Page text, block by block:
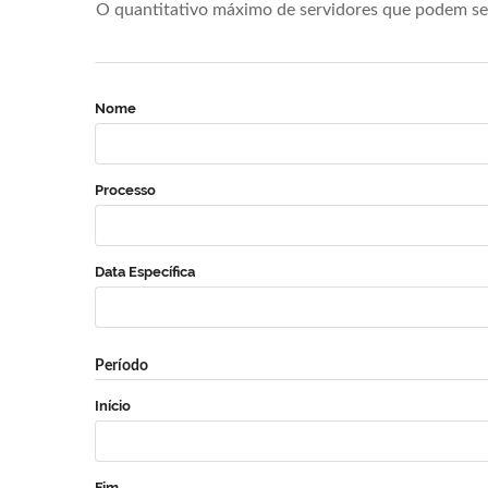
O quantitativo máximo de servidores que podem
Nome
Processo
Data Específica
Período
Início